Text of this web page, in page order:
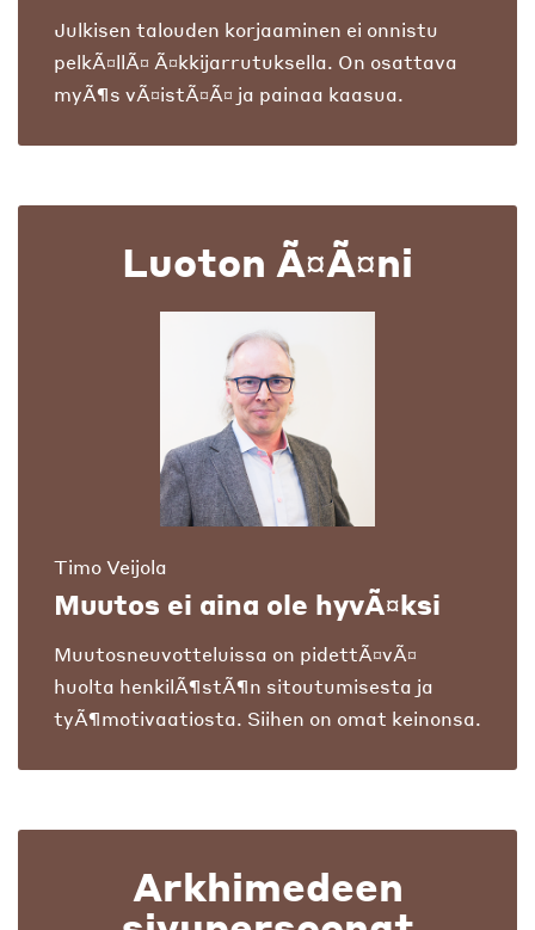
Julkisen talouden korjaaminen ei onnistu
pelkÃ¤llÃ¤ Ã¤kkijarrutuksella. On osattava
myÃ¶s vÃ¤istÃ¤Ã¤ ja painaa kaasua.
Luoton Ã¤Ã¤ni
Timo Veijola
Muutos ei aina ole hyvÃ¤ksi
Muutosneuvotteluissa on pidettÃ¤vÃ¤
huolta henkilÃ¶stÃ¶n sitoutumisesta ja
tyÃ¶motivaatiosta. Siihen on omat keinonsa.
Arkhimedeen